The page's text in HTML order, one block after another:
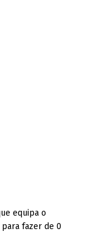
equipa o
fazer de 0